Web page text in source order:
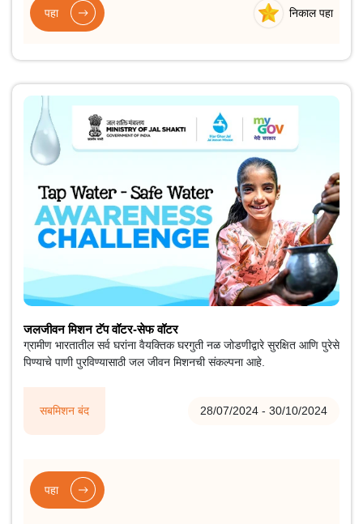
पहा निकाल पहा
सबमिशन बंद 28/07/2024 - 30/10/2024
जलजीवन मिशन टॅप वॉटर-सेफ वॉटर
ग्रामीण भारतातील सर्व घरांना वैयक्तिक घरगुती नळ जोडणीद्वारे सुरक्षित आणि पुरेसे
पिण्याचे पाणी पुरविण्यासाठी जल जीवन मिशनची संकल्पना आहे.
पहा